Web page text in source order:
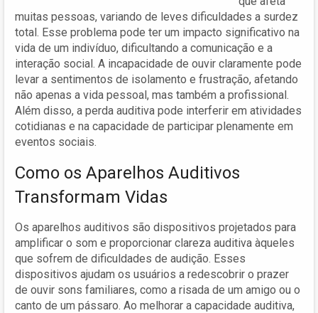
muitas pessoas, variando de leves dificuldades a surdez
total. Esse problema pode ter um impacto significativo na
vida de um indivíduo, dificultando a comunicação e a
interação social. A incapacidade de ouvir claramente pode
levar a sentimentos de isolamento e frustração, afetando
não apenas a vida pessoal, mas também a profissional.
Além disso, a perda auditiva pode interferir em atividades
cotidianas e na capacidade de participar plenamente em
eventos sociais.
Como os Aparelhos Auditivos
Transformam Vidas
Os aparelhos auditivos são dispositivos projetados para
amplificar o som e proporcionar clareza auditiva àqueles
que sofrem de dificuldades de audição. Esses
dispositivos ajudam os usuários a redescobrir o prazer
de ouvir sons familiares, como a risada de um amigo ou o
canto de um pássaro. Ao melhorar a capacidade auditiva,